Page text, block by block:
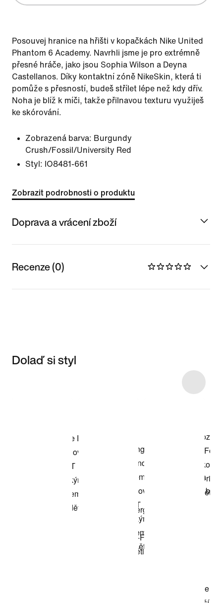
Posouvej hranice na hřišti v kopačkách Nike United
Phantom 6 Academy. Navrhli jsme je pro extrémně
přesné hráče, jako jsou Sophia Wilson a Deyna
Castellanos. Díky kontaktní zóně NikeSkin, která ti
pomůže s přesností, budeš střílet lépe než kdy dřív.
Noha je blíž k míči, takže přilnavou texturu využiješ
ke skórování.
Zobrazená barva: Burgundy
Crush/Fossil/University Red
Styl: IO8481-661
Zobrazit podrobnosti o produktu
Doprava a vrácení zboží
Recenze (0)
Dolaď si styl